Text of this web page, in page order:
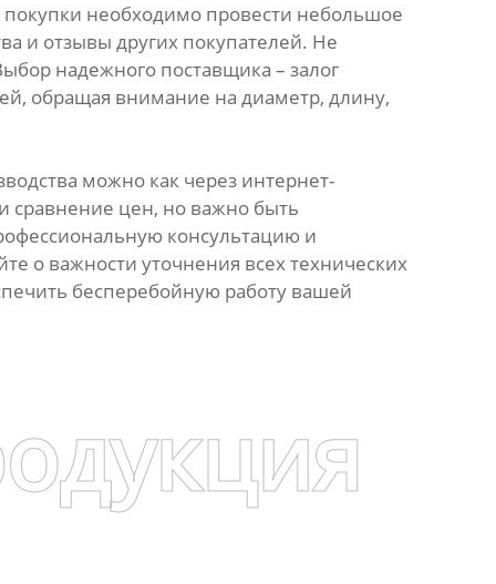
необходимо провести небольшое
и отзывы других покупателей. Не
надежного поставщика – залог
обращая внимание на диаметр, длину,
можно как через интернет-
сравнение цен, но важно быть
консультацию и
о важности уточнения всех технических
бесперебойную работу вашей